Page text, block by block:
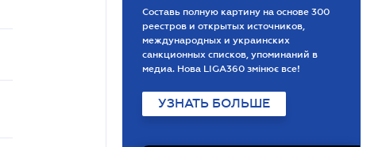
Составь полную картину на основе 300
реестров и открытых источников,
международных и украинских
санкционных списков, упоминаний в
медиа. Нова LIGA360 змінює все!
УЗНАТЬ БОЛЬШЕ